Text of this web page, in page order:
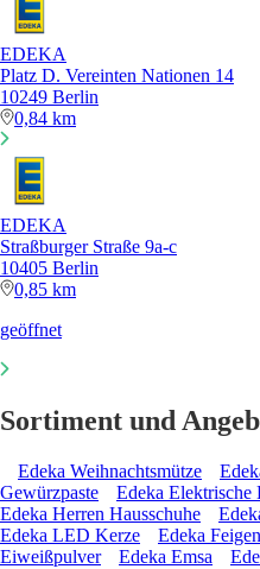
EDEKA
Platz D. Vereinten Nationen 14
10249 Berlin
0,84 km
EDEKA
Straßburger Straße 9a-c
10405 Berlin
0,85 km
geöffnet
Sortiment und
Edeka Weihnachtsmütze
Gewürzpaste
Edeka Elektrische
Edeka Herren Hausschuhe
Edeka LED Kerze
Edeka
Eiweißpulver
Edeka Emsa